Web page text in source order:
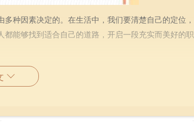
种因素决定的。在生活中，我们要清楚自己的定位，
能够找到适合自己的道路，开启一段充实而美好的职